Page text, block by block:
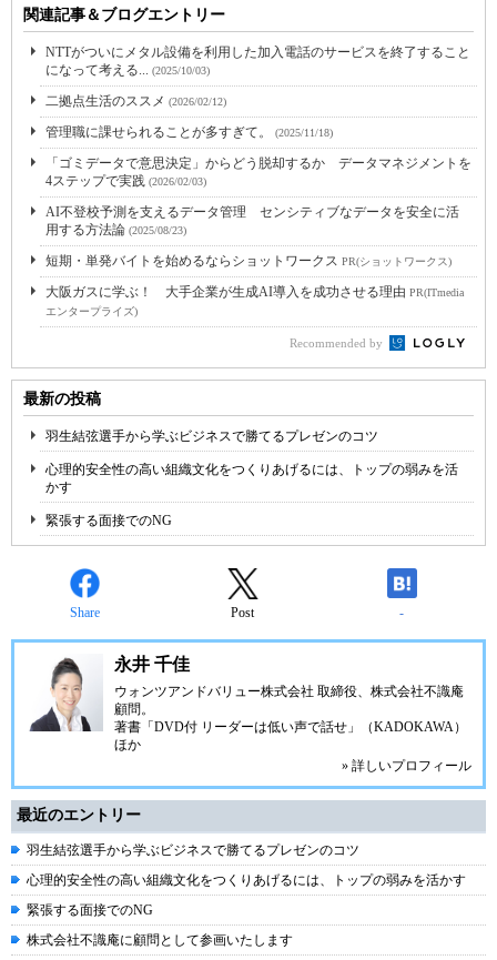
関連記事＆ブログエントリー
NTTがついにメタル設備を利用した加入電話のサービスを終了すること
になって考える... (2025/10/03)
二拠点生活のススメ (2026/02/12)
管理職に課せられることが多すぎて。 (2025/11/18)
「ゴミデータで意思決定」からどう脱却するか データマネジメントを
4ステップで実践 (2026/02/03)
AI不登校予測を支えるデータ管理 センシティブなデータを安全に活
用する方法論 (2025/08/23)
短期・単発バイトを始めるならショットワークス PR(ショットワークス)
大阪ガスに学ぶ！ 大手企業が生成AI導入を成功させる理由 PR(ITmedia
エンタープライズ)
Recommended by
最新の投稿
羽生結弦選手から学ぶビジネスで勝てるプレゼンのコツ
心理的安全性の高い組織文化をつくりあげるには、トップの弱みを活
かす
緊張する面接でのNG
Share Post -
永井 千佳
ウォンツアンドバリュー株式会社 取締役、株式会社不識庵
顧問。
著書「DVD付 リーダーは低い声で話せ」（KADOKAWA）
ほか
» 詳しいプロフィール
最近のエントリー
羽生結弦選手から学ぶビジネスで勝てるプレゼンのコツ
心理的安全性の高い組織文化をつくりあげるには、トップの弱みを活かす
緊張する面接でのNG
株式会社不識庵に顧問として参画いたします